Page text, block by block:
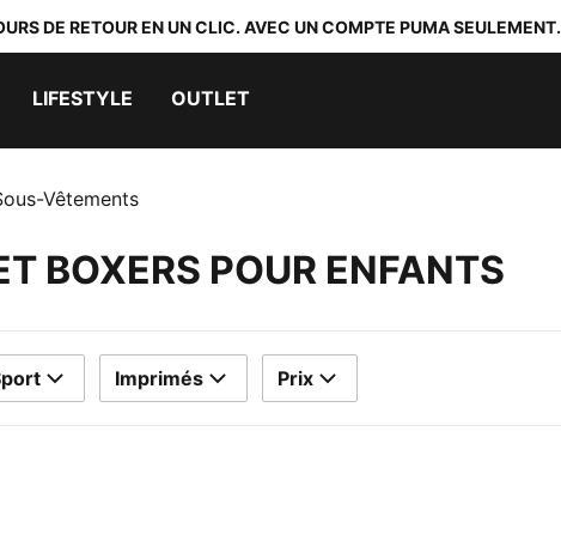
DE RETOUR EN UN CLIC. AVEC UN COMPTE PUMA SEULEMENT.
LIFESTYLE OUTLET
Vêtements
BOXERS POUR ENFANTS
Imprimés Prix